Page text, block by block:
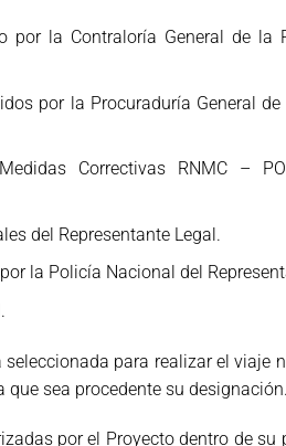
por la Contraloría General de la
por la Procuraduría General
Correctivas RNMC –
del Representante Legal.
la Policía Nacional del
para realizar el viaje
sea procedente su designación.
por el Proyecto dentro de su